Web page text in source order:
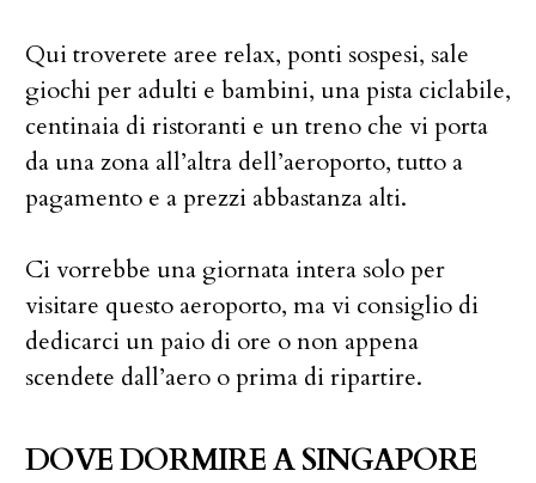
Qui troverete aree relax, ponti sospesi, sale
giochi per adulti e bambini, una pista ciclabile,
centinaia di ristoranti e un treno che vi porta
da una zona all’altra dell’aeroporto, tutto a
pagamento e a prezzi abbastanza alti.
Ci vorrebbe una giornata intera solo per
visitare questo aeroporto, ma vi consiglio di
dedicarci un paio di ore o non appena
scendete dall’aero o prima di ripartire.
DOVE DORMIRE A SINGAPORE